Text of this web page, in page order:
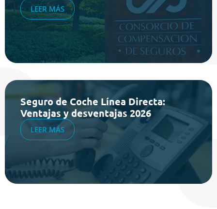
LEER MÁS
Seguro de Coche Línea Directa:
Ventajas y desventajas 2026
LEER MÁS